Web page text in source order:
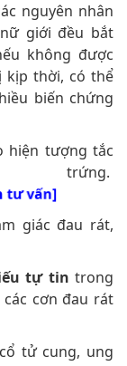
nguyên nhân
giới đều bắt
không được
kịp thời, có thể
biến chứng
hiện tượng tắc
tư vấn]
giác đau rát,
tự tin trong
cơn đau rát
tử cung, ung